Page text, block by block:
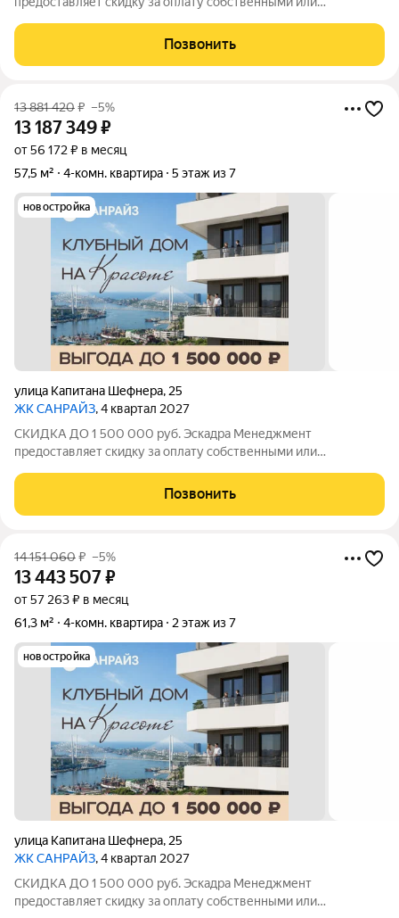
квартиры: - 2% - на квартиры площадью до 55 кв.м. - 5% - на
квартиры площадью от 55 кв.м. Стоимость квартиры
Позвонить
13 881 420₽ –5%
13 187 349₽
от 56 172 ₽ в месяц
57,5 м²
4-комн. квартира 5 этаж из 7
новостройка
улица Капитана Шефнера, 25
ЖК САНРАЙЗ, 4 квартал 2027
СКИДКА ДО 1 500 000 руб. Эскадра Менеджмент
предоставляет скидку за оплату собственными или
квартиры: - 2% - на квартиры площадью до 55 кв.м. - 5% - на
квартиры площадью от 55 кв.м. Стоимость квартиры
Позвонить
14 151 060₽ –5%
13 443 507₽
от 57 263 ₽ в месяц
61,3 м²
4-комн. квартира 2 этаж из 7
новостройка
улица Капитана Шефнера, 25
ЖК САНРАЙЗ, 4 квартал 2027
СКИДКА ДО 1 500 000 руб. Эскадра Менеджмент
предоставляет скидку за оплату собственными или